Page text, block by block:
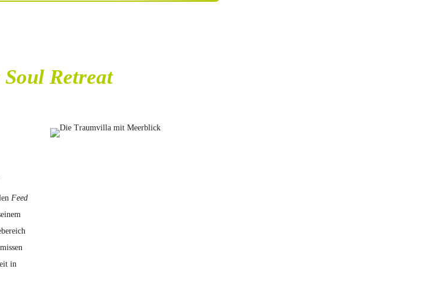
Retreat
Feed
in